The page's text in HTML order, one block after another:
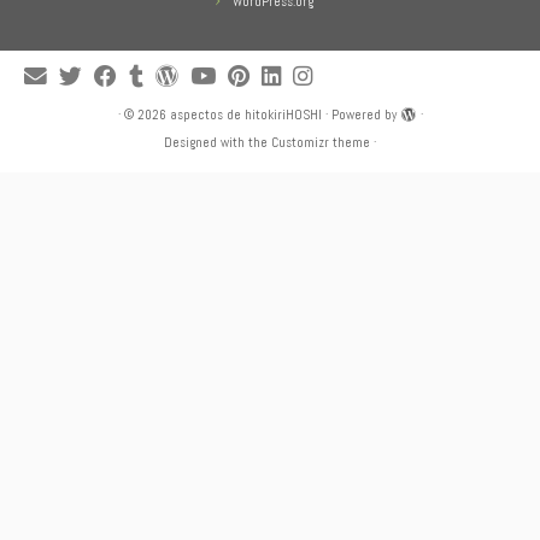
· © 2026 aspectos de hitokiriHOSHI · Powered by
·
Designed with the Customizr theme ·